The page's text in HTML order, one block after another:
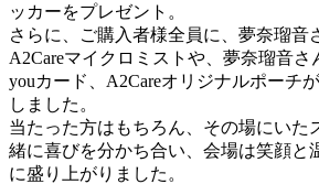
ッカーをプレゼント。
さらに、ご購入者様全員に、夢奈瑠音
A2Careマイクロミストや、夢奈瑠音さ
youカード、A2Careオリジナルポーチ
しました。
当たった方はもちろん、その場にいた
緒に喜びを分かち合い、会場は笑顔と
に盛り上がりました。